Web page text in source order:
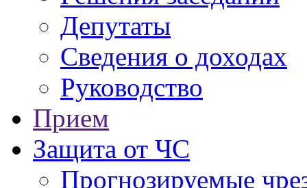
Депутаты
Сведения о доходах
Руководство
Прием
Защита от ЧС
Прогнозируемые